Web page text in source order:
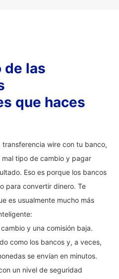
de las
que haces
wire con tu banco,
tipo de cambio y pagar
Eso es porque los bancos
para convertir dinero. Te
es usualmente mucho más
y una comisión baja.
como los bancos y, a veces,
se envían en minutos.
un nivel de seguridad